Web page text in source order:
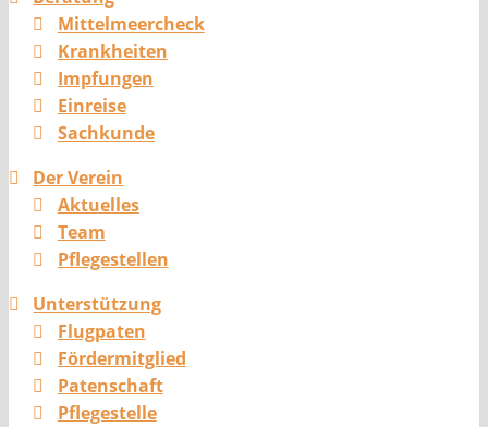
Mittelmeercheck
Krankheiten
Impfungen
Einreise
Sachkunde
Der Verein
Aktuelles
Team
Pflegestellen
Unterstützung
Flugpaten
Fördermitglied
Patenschaft
Pflegestelle